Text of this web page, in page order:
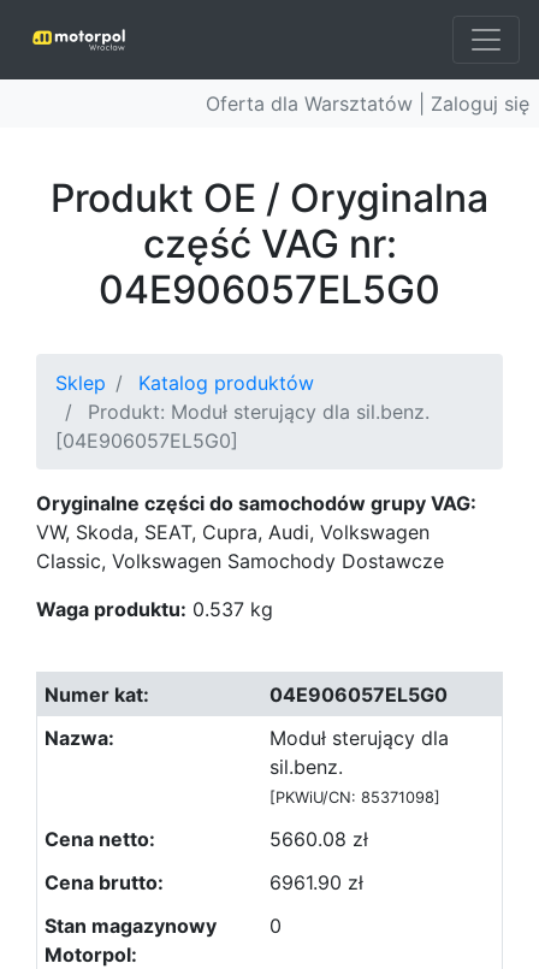
Oferta dla Warsztatów | Zaloguj się
Produkt OE / Oryginalna
część VAG nr:
04E906057EL5G0
Sklep
Katalog produktów
Produkt: Moduł sterujący dla sil.benz.
[04E906057EL5G0]
Oryginalne części do samochodów grupy VAG:
VW, Skoda, SEAT, Cupra, Audi, Volkswagen
Classic, Volkswagen Samochody Dostawcze
Waga produktu: 0.537 kg
04E906057EL5G0
Moduł sterujący dla
sil.benz.
[PKWiU/CN: 85371098]
5660.08 zł
6961.90 zł
0